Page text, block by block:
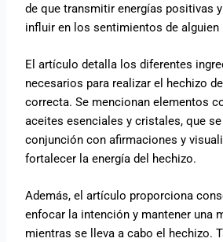
de que transmitir energías positivas
influir en los sentimientos de
El artículo detalla los diferentes
necesarios para realizar el hechizo
correcta. Se mencionan elementos
aceites esenciales y cristales, que
conjunción con afirmaciones y
fortalecer la energía del hechizo.
Además, el artículo proporciona
enfocar la intención y mantener una
mientras se lleva a cabo el hechizo.